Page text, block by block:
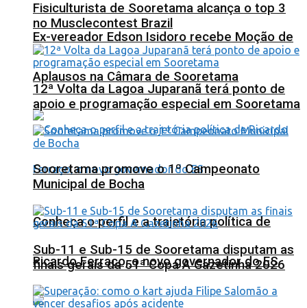
Ex-vereador Edson Isidoro recebe Moção de
Aplausos na Câmara de Sooretama
Conheça o perfil e a trajetória política de
Ricardo Ferraço, o novo governador do ES
Fisiculturista de Sooretama alcança o top 3
no Musclecontest Brazil
12ª Volta da Lagoa Juparanã terá ponto de
apoio e programação especial em Sooretama
Sooretama promove o 1º Campeonato
Municipal de Bocha
Sub-11 e Sub-15 de Sooretama disputam as
finais gerais da 51ª Copa A Gazetinha 2026